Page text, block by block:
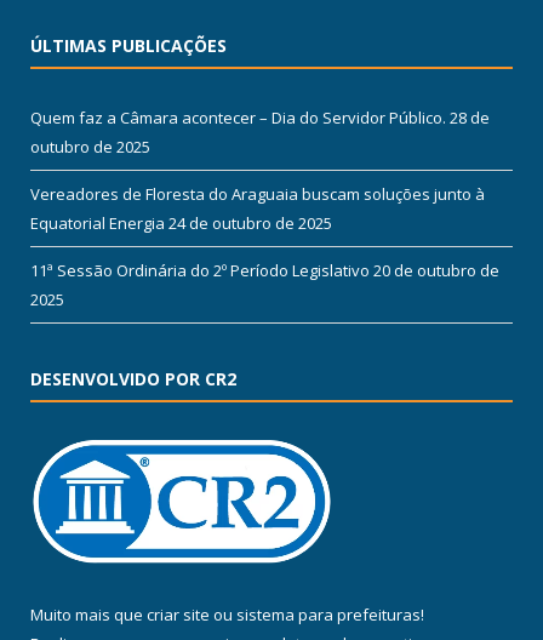
ÚLTIMAS PUBLICAÇÕES
Quem faz a Câmara acontecer – Dia do Servidor Público. 28 de
outubro de 2025
Vereadores de Floresta do Araguaia buscam soluções junto à
Equatorial Energia 24 de outubro de 2025
11ª Sessão Ordinária do 2º Período Legislativo 20 de outubro de
2025
DESENVOLVIDO POR CR2
Muito mais que criar site ou sistema para prefeituras!